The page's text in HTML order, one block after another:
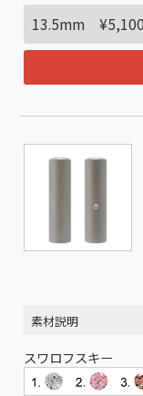
素材説明
スワロフスキー